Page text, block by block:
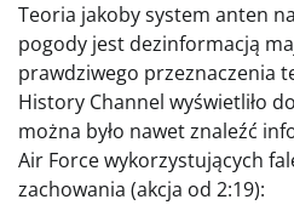
Teoria jakoby system anten
pogody jest dezinformacją
prawdziwego przeznaczenia
History Channel wyświetliło
można było nawet znaleźć
Air Force wykorzystujących
zachowania (akcja od 2:19):